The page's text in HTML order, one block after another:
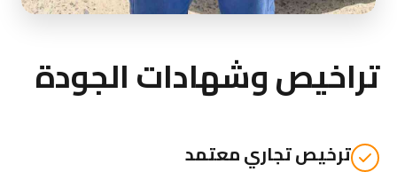
تراخيص وشهادات الجودة
ترخيص تجاري معتمد